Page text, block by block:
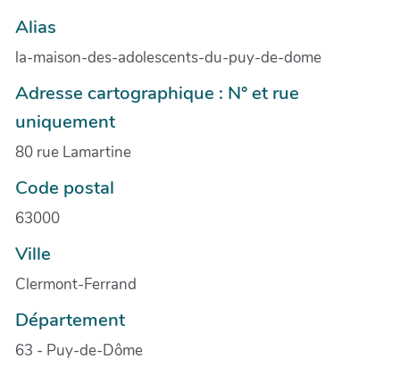
Alias
la-maison-des-adolescents-du-puy-de-dome
Adresse cartographique : N° et rue
uniquement
80 rue Lamartine
Code postal
63000
Ville
Clermont-Ferrand
Département
63 - Puy-de-Dôme